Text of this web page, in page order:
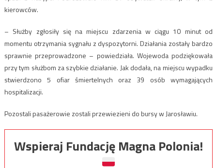
kierowców.
– Służby zgłosiły się na miejscu zdarzenia w ciągu 10 minut od
momentu otrzymania sygnału z dyspozytorni. Działania zostały bardzo
sprawnie przeprowadzone – powiedziała. Wojewoda podziękowała
przy tym służbom za szybkie działanie. Jak dodała, na miejscu wypadku
stwierdzono 5 ofiar śmiertelnych oraz 39 osób wymagających
hospitalizacji.
Pozostali pasażerowie zostali przewiezieni do bursy w Jarosławiu.
Wspieraj Fundację Magna Polonia!